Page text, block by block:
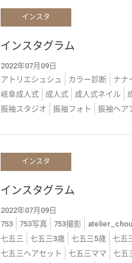
インスタ
インスタグラム
2022年07月09日
アトリエシュシュ
カラー診断 ナナ
岐阜成人式
成人式 成人式ネイル
振袖スタジオ
振袖フォト 振袖ヘア
インスタ
インスタグラム
2022年07月09日
753
753写真 753撮影
七五三
七五三3歳 七五三5歳 七五
七五三ヘアセット
七五三ママ 七五